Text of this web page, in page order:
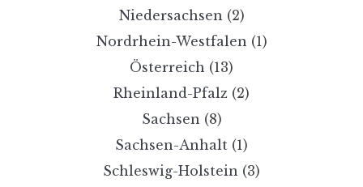
Niedersachsen (2)
Nordrhein-Westfalen (1)
Österreich (13)
Rheinland-Pfalz (2)
Sachsen (8)
Sachsen-Anhalt (1)
Schleswig-Holstein (3)